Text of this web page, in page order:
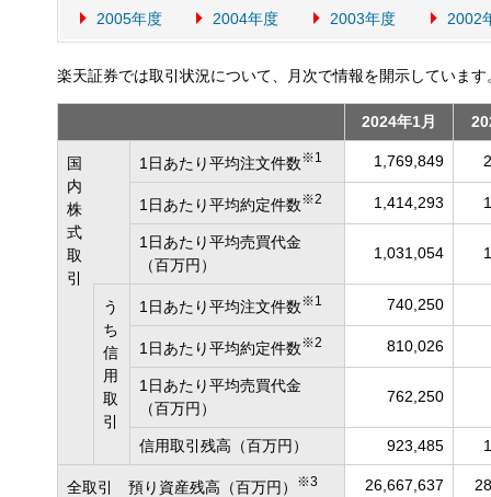
2005年度
2004年度 2003年度 2002
楽天証券では取引状況について、月次で情報を開示しています
2024年1月
国
内
株
式
取
引
1日あたり平均注文件数※1 1,769,849
1日あたり平均約定件数※2 1,414,293
1日あたり平均売買代金
（百万円）
1,031,054
う
ち
信
用
取
引
1日あたり平均注文件数※1 740,250
1日あたり平均約定件数※2 810,026
1日あたり平均売買代金
（百万円）
762,250
信用取引残高（百万円） 923,485
全取引 預り資産残高（百万円） ※3 26,667,637